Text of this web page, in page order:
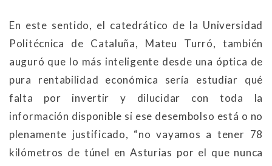
En este sentido, el catedrático de la Universidad
Politécnica de Cataluña, Mateu Turró, también
auguró que lo más inteligente desde una óptica de
pura rentabilidad económica sería estudiar qué
falta por invertir y dilucidar con toda la
información disponible si ese desembolso está o no
plenamente justificado, “no vayamos a tener 78
kilómetros de túnel en Asturias por el que nunca